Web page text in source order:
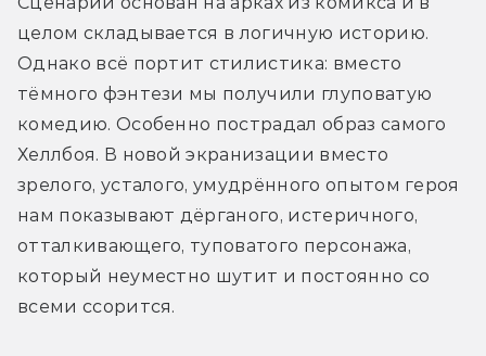
целом складывается в логичную историю.
Однако всё портит стилистика: вместо
тёмного фэнтези мы получили глуповатую
комедию. Особенно пострадал образ самого
Хеллбоя. В новой экранизации вместо
зрелого, усталого, умудрённого опытом героя
нам показывают дёрганого, истеричного,
отталкивающего, туповатого персонажа,
который неуместно шутит и постоянно со
всеми ссорится.